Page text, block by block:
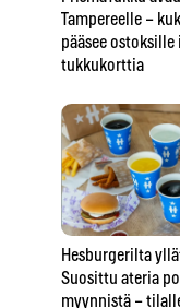
Tampereelle –
pääsee ostoksille
tukkukorttia
Hesburgerilta
Suosittu ateria
myynnistä –